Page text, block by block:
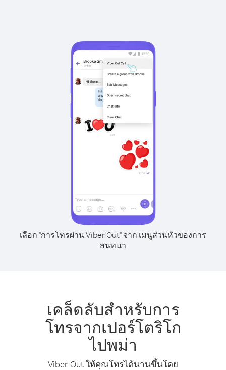
เลือก "การโทรผ่าน Viber Out" จาก เมนูส่วนหัวของการ
สนทนา
เคล็ดลับสำหรับการ
โทรจากเปอร์โตริโก
ไปพม่า
Viber Out ให้คุณโทรได้นานขึ้นโดย